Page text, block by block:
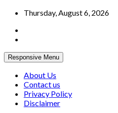
Skip
content
Thursday, August 6, 2026
Responsive Menu
About Us
Contact us
Privacy Policy
Disclaimer